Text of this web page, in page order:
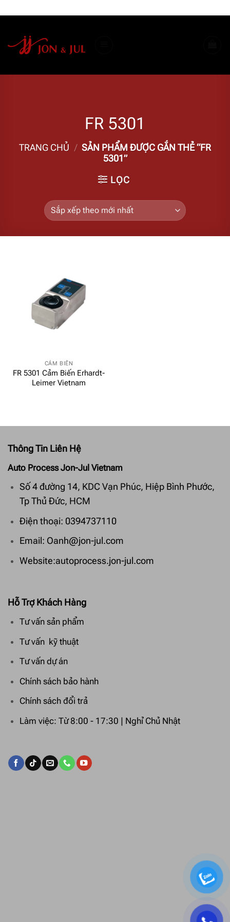
dung
FR 5301
TRANG CHỦ / SẢN PHẨM ĐƯỢC GẮN THẺ “FR
5301”
LỌC
CẢM BIẾN
FR 5301 Cảm Biến Erhardt-
Leimer Vietnam
Thông Tin Liên Hệ
Auto Process Jon-Jul Vietnam
Số 4 đường 14, KDC Vạn Phúc, Hiệp Bình Phước,
Tp Thủ Đức, HCM
Điện thoại: 0394737110
Email: Oanh@jon-jul.com
Website:autoprocess.jon-jul.com
Hỗ Trợ Khách Hàng
Tư vấn sản phẩm
Tư vấn kỹ thuật
Tư vấn dự án
Chính sách bảo hành
Chính sách đổi trả
Làm việc: Từ 8:00 - 17:30 | Nghỉ Chủ Nhật